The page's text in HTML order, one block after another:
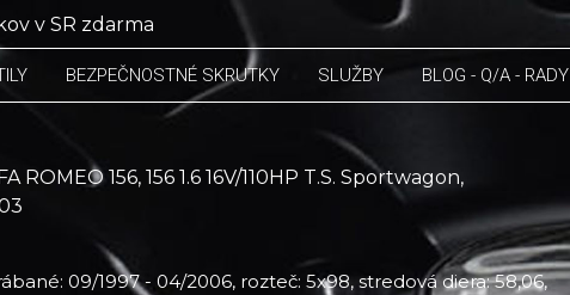
v SR zdarma
BEZPEČNOSTNÉ SKRUTKY SLUŽBY BLOG - Q/A - RADY
ROMEO 156, 156 1.6 16V/110HP T.S. Sportwagon,
09/1997 - 04/2006, rozteč: 5x98, stredová diera: 58,06,